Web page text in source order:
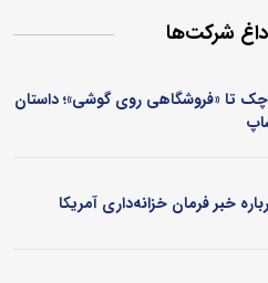
شرکت‌ها
تا «فروشگاهی روی گوشی»؛ داستان
خبر فرمان خزانه‌داری آمریکا